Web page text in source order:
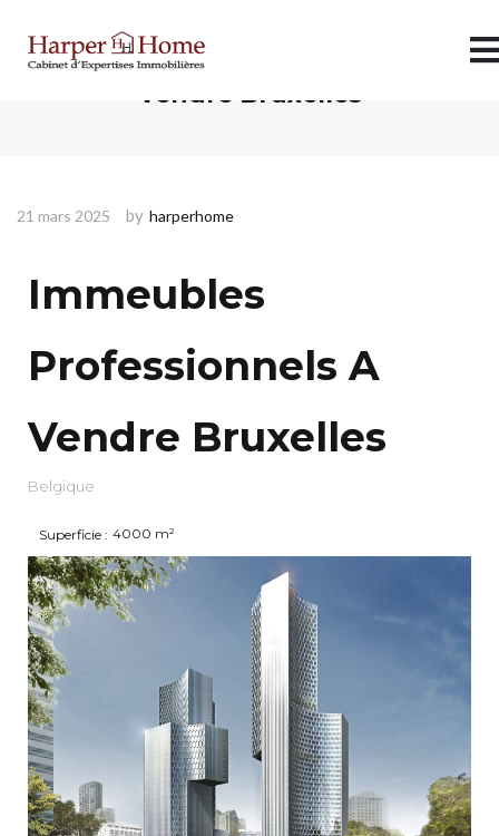
Immeubles Professionnels A
Vendre Bruxelles
21 mars 2025 by harperhome
Immeubles
Professionnels A
Vendre Bruxelles
Belgique
Superficie : 4000 m²